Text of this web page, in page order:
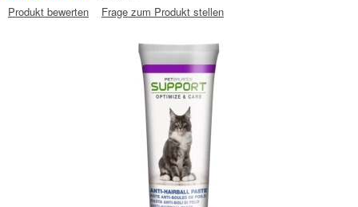
Produkt bewerten
Frage zum Produkt stellen